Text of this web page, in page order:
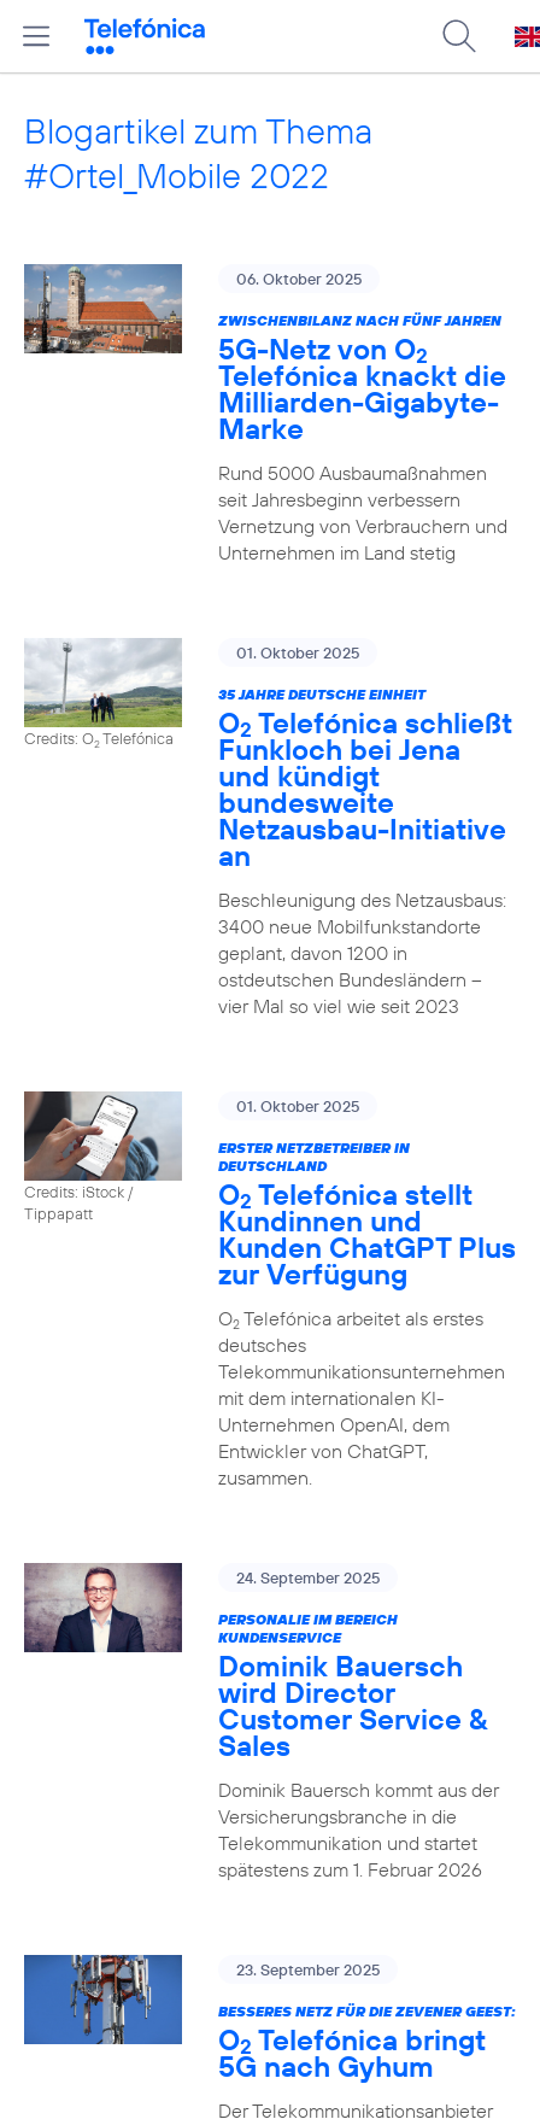
Blogartikel zum Thema
#Ortel_Mobile 2022
06. Oktober 2025
ZWISCHENBILANZ NACH FÜNF JAHREN
5G-Netz von O2
Telefónica knackt die
Milliarden-Gigabyte-
Marke
Rund 5000 Ausbaumaßnahmen
seit Jahresbeginn verbessern
Vernetzung von Verbrauchern und
Unternehmen im Land stetig
Credits: O2Telefónica
01. Oktober 2025
35 JAHRE DEUTSCHE EINHEIT
O2 Telefónica schließt
Funkloch bei Jena
und kündigt
bundesweite
Netzausbau-Initiative
an
Beschleunigung des Netzausbaus:
3400 neue Mobilfunkstandorte
geplant, davon 1200 in
ostdeutschen Bundesländern –
vier Mal so viel wie seit 2023
Credits: iStock /
Tippapatt
01. Oktober 2025
ERSTER NETZBETREIBER IN
DEUTSCHLAND
O2 Telefónica stellt
Kundinnen und
Kunden ChatGPT Plus
zur Verfügung
O2Telefónica arbeitet als erstes
deutsches
Telekommunikationsunternehmen
mit dem internationalen KI-
Unternehmen OpenAI, dem
Entwickler von ChatGPT,
zusammen.
24. September 2025
PERSONALIE IM BEREICH
KUNDENSERVICE
Dominik Bauersch
wird Director
Customer Service &
Sales
Dominik Bauersch kommt aus der
Versicherungsbranche in die
Telekommunikation und startet
spätestens zum 1. Februar 2026
23. September 2025
BESSERES NETZ FÜR DIE ZEVENER GEEST:
O2 Telefónica bringt
5G nach Gyhum
Der Telekommunikationsanbieter